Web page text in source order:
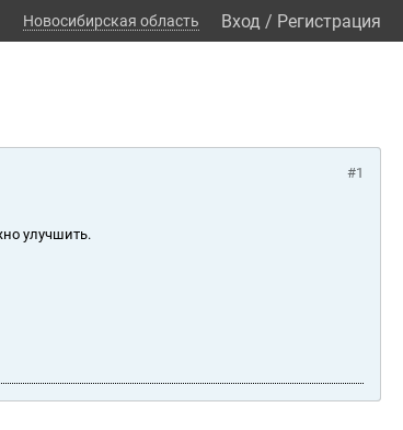
Новосибирская область Вход / Регистрация
#1
улучшить.